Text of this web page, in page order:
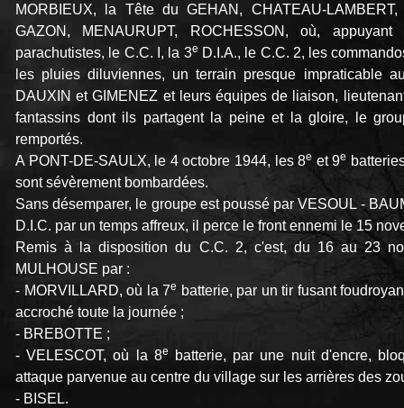
MORBIEUX, la Tête du GEHAN, CHATEAU-
GAZON, MENAURUPT, ROCHESSON, où,
parachutistes, le C.C. I, la 3e D.I.A., le C.C. 2, les
les pluies diluviennes, un terrain presque impraticable
DAUXIN et GIMENEZ et leurs équipes de liaison,
fantassins dont ils partagent la peine et la gloire, le
remportés.
A PONT-DE-SAULX, le 4 octobre 1944, les 8e et 9e
sont sévèrement bombardées.
Sans désemparer, le groupe est poussé par VESOUL -
D.I.C. par un temps affreux, il perce le front ennemi le 15
Remis à la disposition du C.C. 2, c'est, du 16 au 23
MULHOUSE par :
- MORVILLARD, où la 7e batterie, par un tir fusant
accroché toute la journée ;
- BREBOTTE ;
- VELESCOT, où la 8ebatterie, par une nuit d'encre,
attaque parvenue au centre du village sur les arrières des
- BISEL.